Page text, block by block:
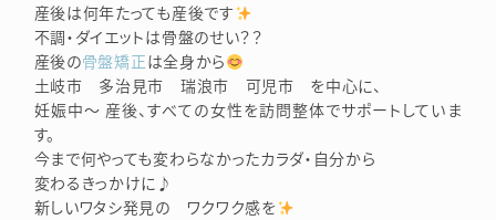
産後は何年たっても産後です
不調・ダイエットは骨盤のせい？？
産後の骨盤矯正は全身から
土岐市 多治見市 瑞浪市 可児市 を中心に、
妊娠中～ 産後、すべての女性を訪問整体でサポートしていま
す。
今まで何やっても変わらなかったカラダ・自分から
変わるきっかけに♪
新しいワタシ発見の ワクワク感を